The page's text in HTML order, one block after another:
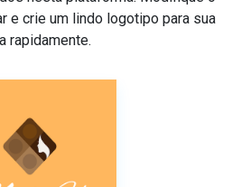
e crie um lindo logotipo para sua
rapidamente.